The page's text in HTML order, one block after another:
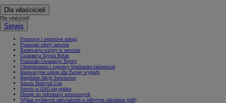
Dla właścicieli
Dla właścicieli
Serwis
Promocje i sezonowe usługi
Pozostałe oferty serwisu
Rezerwacja wizyty w serwisie
Gwarancja Toyota Relax
Pozostałe Gwarancje Toyoty
Ubezpieczenia i naprawy blacharsko-lakiernicze
Innowacyjne usługi dla Twojej wygody
Bezpłatne Akcje Serwisowe
Serwis Dobrych Cen
Serwis w ASO się opłaca
Dostęp do informacji serwisowych
Wykaz wydanych zaświadczeń o odbytym szkoleniu (pdf)